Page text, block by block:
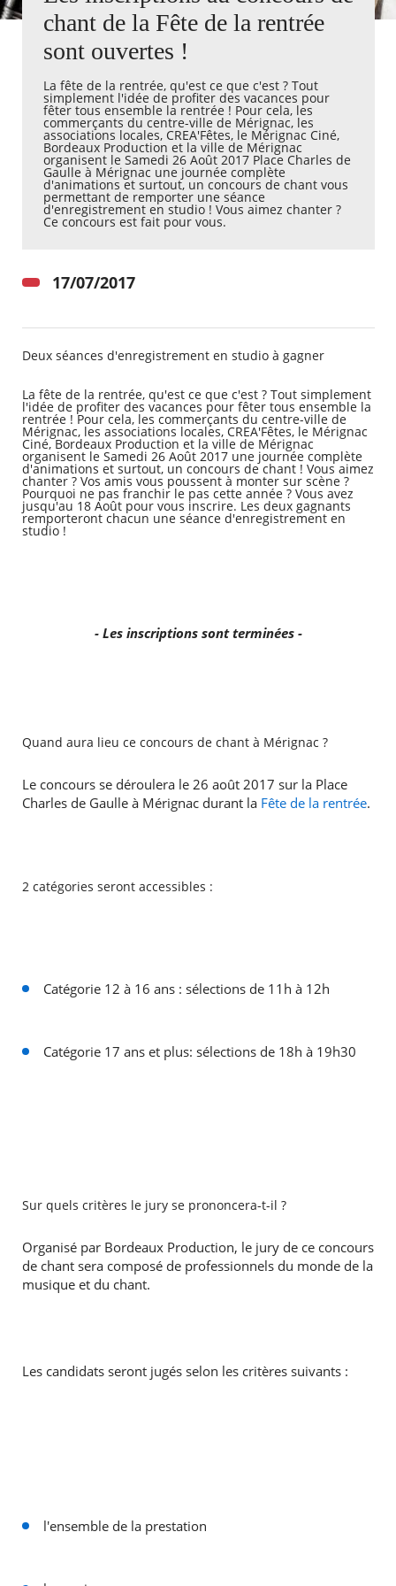
Actualités
Kiosque
Espace de services en ligne
Facebook
X Instagram
Youtube
Linkedin
chant de la Fête de la rentrée
sont ouvertes !
La fête de la rentrée, qu'est ce que c'est ? Tout
simplement l'idée de profiter des vacances pour
fêter tous ensemble la rentrée ! Pour cela, les
commerçants du centre-ville de Mérignac, les
associations locales, CREA'Fêtes, le Mérignac Ciné,
Bordeaux Production et la ville de Mérignac
organisent le Samedi 26 Août 2017 Place Charles de
Gaulle à Mérignac une journée complète
d'animations et surtout, un concours de chant vous
permettant de remporter une séance
d'enregistrement en studio ! Vous aimez chanter ?
Ce concours est fait pour vous. ​
17/07/2017
Deux séances d'enregistrement en studio à gagner
La fête de la rentrée, qu'est ce que c'est ? Tout simplement
l'idée de profiter des vacances pour fêter tous ensemble la
rentrée ! Pour cela, les commerçants du centre-ville de
Mérignac, les associations locales, CREA'Fêtes, le Mérignac
Ciné, Bordeaux Production et la ville de Mérignac
organisent le Samedi 26 Août 2017 une journée complète
d'animations et surtout, un concours de chant ! Vous aimez
chanter ? Vos amis vous poussent à monter sur scène ?
Pourquoi ne pas franchir le pas cette année ? Vous avez
jusqu'au 18 Août pour vous inscrire. Les deux gagnants
remporteront chacun une séance d'enregistrement en
studio !
- Les inscriptions sont terminées -
Quand aura lieu ce concours de chant à Mérignac ?
Le concours se déroulera le 26 août 2017 sur la Place
Charles de Gaulle à Mérignac durant la Fête de la rentrée.
2 catégories seront accessibles :
Catégorie 12 à 16 ans : sélections de 11h à 12h
Catégorie 17 ans et plus: sélections de 18h à 19h30
Sur quels critères le jury se prononcera-t-il ?
Organisé par Bordeaux Production, le jury de ce concours
de chant sera composé de professionnels du monde de la
musique et du chant.
Les candidats seront jugés selon les critères suivants :
l'ensemble de la prestation